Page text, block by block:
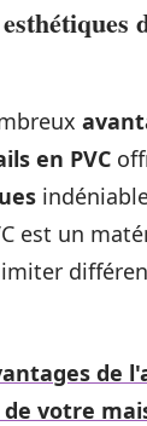
en PVC
est un
de
votre